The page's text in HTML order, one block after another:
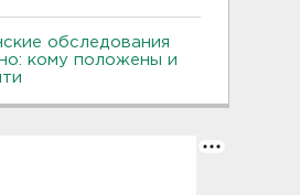
обследования
кому положены и